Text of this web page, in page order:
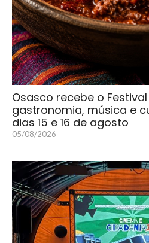
Osasco recebe o
gastronomia, música e
dias 15 e 16 de agosto
05/08/2026